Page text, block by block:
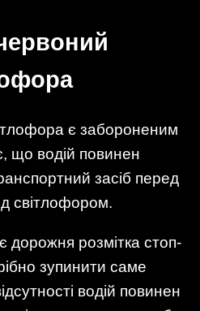
є забороненим
що водій повинен
засіб перед
світлофором.
дорожня розмітка стоп-
зупинити саме
водій повинен